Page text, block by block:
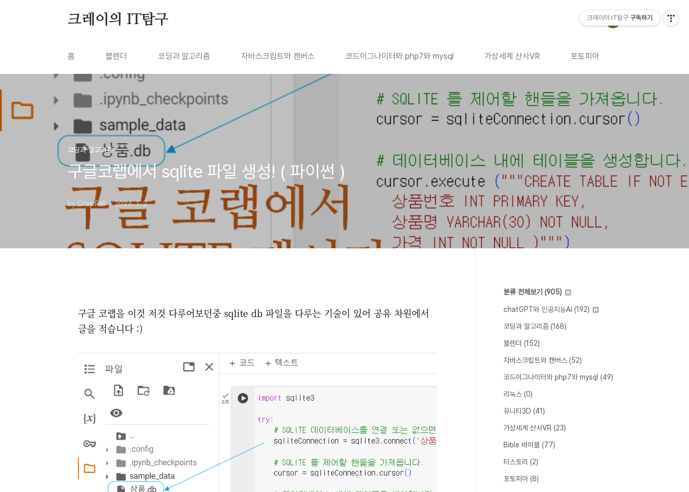
크레이의 IT탐구
홈 블렌더 코딩과 알고리즘 자바스크립트와 캔버스 코드이그나이터와 php7와 mysql 가상세계 산사VR 포토피아
코딩과 알고리즘
구글코랩에서 sqlite 파일 생성! ( 파이썬 )
by Cray Fall 2024. 1. 2.
구글 코랩을 이것 저것 다루어보던중 sqlite db 파일을 다루는 기술이 있어 공유 차원에서
글을 적습니다 :)
분류 전체보기 (905)
chatGPT와 인공지능AI (192)
코딩과 알고리즘 (168)
블렌더 (152)
자바스크립트와 캔버스 (52)
코드이그나이터와 php7와 mysql (49)
리눅스 (0)
유니티3D (41)
가상세계 산사VR (23)
Bible 바이블 (77)
티스토리 (2)
포토피아 (8)
크레이의 IT탐구 구독하기